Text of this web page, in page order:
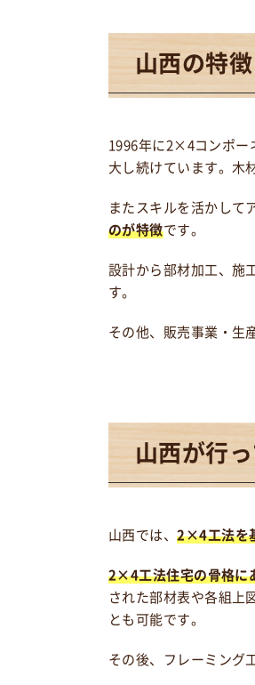
山西の特徴
1996年に2×4コンポー
大し続けています。木
またスキルを活かして
のが特徴です。
設計から部材加工、施
す。
その他、販売事業・生
山西が行
山西では、2×4工法を
2×4工法住宅の骨格に
された部材表や各組上
とも可能です。
その後、フレーミング